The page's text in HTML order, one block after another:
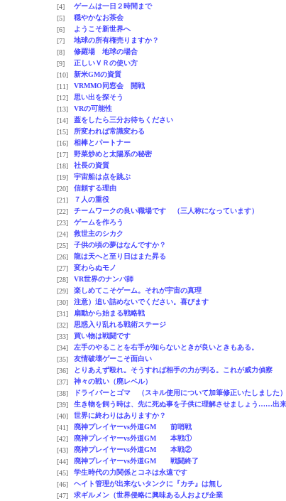
[4]
ゲームは一日２時間まで
[5]
穏やかなお茶会
[6]
ようこそ新世界へ
[7]
地球の所有権売りますか？
[8]
修羅場 地球の場合
[9]
正しいＶＲの使い方
[10]
新米GMの資質
[11]
VRMMO同窓会 開戦
[12]
思い出を探そう
[13]
VRの可能性
[14]
蓋をしたら三分お待ちください
[15]
所変われば常識変わる
[16]
相棒とパートナー
[17]
野菜炒めと太陽系の秘密
[18]
社長の資質
[19]
宇宙船は点を跳ぶ
[20]
信頼する理由
[21]
７人の重役
[22]
チームワークの良い職場です （三人称になっています）
[23]
ゲームを作ろう
[24]
救世主のシカク
[25]
子供の頃の夢はなんですか？
[26]
龍は天へと至り日はまた昇る
[27]
変わらぬモノ
[28]
VR世界のナンパ師
[29]
楽しめてこそゲーム。それが宇宙の真理
[30]
注意）追い詰めないでください。喜びます
[31]
扇動から始まる戦略戦
[32]
思惑入り乱れる戦術ステージ
[33]
買い物は戦闘です
[34]
左手のやることを右手が知らないときが良いときもある。
[35]
友情破壊ゲーこそ面白い
[36]
とりあえず殴れ。そうすれば相手の力が判る。これが威力偵察
[37]
神々の戦い（廃レベル）
[38]
ドライバーとゴマ （スキル使用について加筆修正いたしました）
[39]
生き物を飼う時は、先に死ぬ事を子供に理解させましょう……出
[40]
世界に終わりはありますか？
[41]
廃神プレイヤーvs外道GM 前哨戦
[42]
廃神プレイヤーvs外道GM 本戦①
[43]
廃神プレイヤーvs外道GM 本戦②
[44]
廃神プレイヤーvs外道GM 戦闘終了
[45]
学生時代の力関係とコネは永遠です
[46]
ヘイト管理が出来ないタンクに『カチ』は無し
[47]
求ギルメン（世界侵略に興味ある人および企業